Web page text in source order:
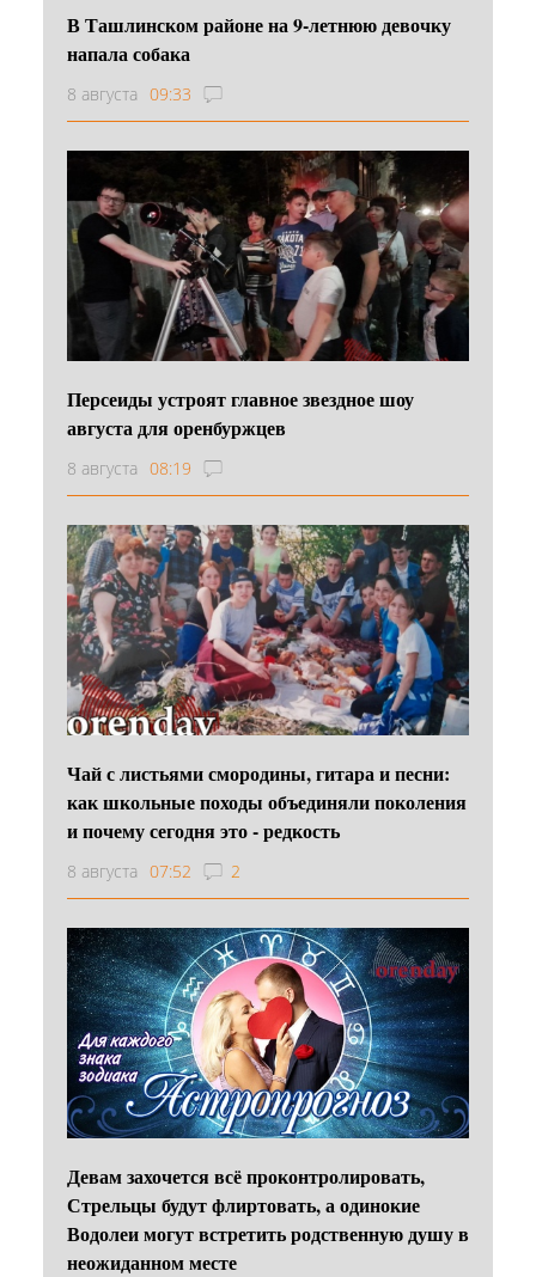
В Ташлинском районе на 9-летнюю девочку
напала собака
8 августа 09:33
Персеиды устроят главное звездное шоу
августа для оренбуржцев
8 августа 08:19
Чай с листьями смородины, гитара и песни:
как школьные походы объединяли поколения
и почему сегодня это - редкость
8 августа 07:52 2
Девам захочется всё проконтролировать,
Стрельцы будут флиртовать, а одинокие
Водолеи могут встретить родственную душу в
неожиданном месте